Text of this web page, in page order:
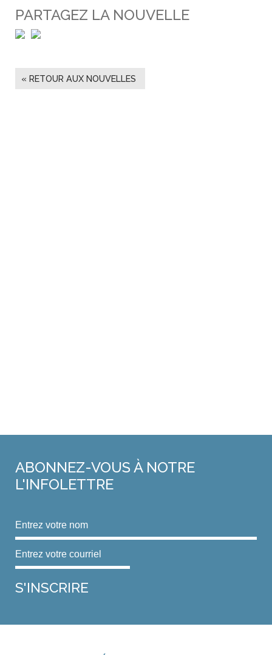
PARTAGEZ LA NOUVELLE
« RETOUR AUX NOUVELLES
ABONNEZ-VOUS À NOTRE
L'INFOLETTRE